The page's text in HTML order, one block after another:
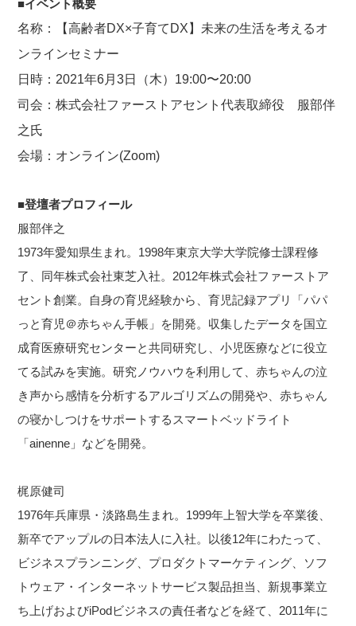
■イベント概要
名称：【高齢者DX×子育てDX】未来の生活を考えるオ
ンラインセミナー
日時：2021年6月3日（木）19:00〜20:00
司会：株式会社ファーストアセント代表取締役 服部伴
之氏
会場：オンライン(Zoom)
■登壇者プロフィール
服部伴之
1973年愛知県生まれ。1998年東京大学大学院修士課程修
了、同年株式会社東芝入社。2012年株式会社ファーストア
セント創業。自身の育児経験から、育児記録アプリ「パパ
っと育児＠赤ちゃん手帳」を開発。収集したデータを国立
成育医療研究センターと共同研究し、小児医療などに役立
てる試みを実施。研究ノウハウを利用して、赤ちゃんの泣
き声から感情を分析するアルゴリズムの開発や、赤ちゃん
の寝かしつけをサポートするスマートベッドライト
「ainenne」などを開発。
梶原健司
1976年兵庫県・淡路島生まれ。1999年上智大学を卒業後、
新卒でアップルの日本法人に入社。以後12年にわたって、
ビジネスプランニング、プロダクトマーケティング、ソフ
トウェア・インターネットサービス製品担当、新規事業立
ち上げおよびiPodビジネスの責任者などを経て、2011年に